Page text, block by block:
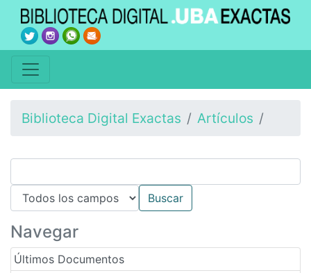
Biblioteca Digital Exactas Artículos
Navegar
Últimos Documentos